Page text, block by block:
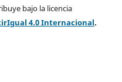
bajo la licencia
4.0 Internacional.